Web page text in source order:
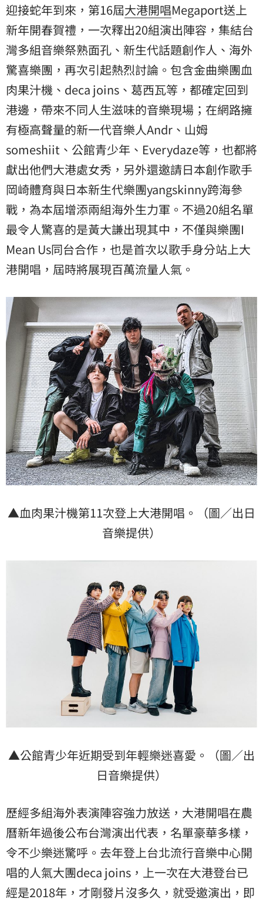
迎接蛇年到來，第16屆大港開唱Megaport送上
新年開春賀禮，一次釋出20組演出陣容，集結台
灣多組音樂祭熟面孔、新生代話題創作人、海外
驚喜樂團，再次引起熱烈討論。包含金曲樂團血
肉果汁機 、deca joins、葛西瓦等，都確定回到
港邊，帶來不同人生滋味的音樂現場；在網路擁
有極高聲量的新一代音樂人Andr、山姆
someshiit、公館青少年、Everydaze等，也都將
獻出他們大港處女秀，另外還邀請日本創作歌手
岡崎體育與日本新生代樂團yangskinny跨海參
戰，為本屆增添兩組海外生力軍。不過20組名單
最令人驚喜的是黃大謙出現其中，不僅與樂團I
Mean Us同台合作，也是首次以歌手身分站上大
港開唱，屆時將展現百萬流量人氣。
▲血肉果汁機第11次登上大港開唱。（圖／出日
音樂提供）
▲公館青少年近期受到年輕樂迷喜愛。（圖／出
日音樂提供）
歷經多組海外表演陣容強力放送，大港開唱在農
曆新年過後公布台灣演出代表，名單豪華多樣，
令不少樂迷驚呼。去年登上台北流行音樂中心開
唱的人氣大團deca joins，上一次在大港登台已
經是2018年，才剛發片沒多久，就受邀演出，即